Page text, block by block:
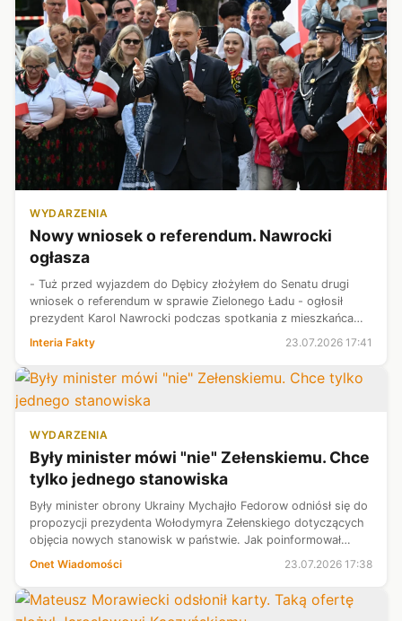
WYDARZENIA
Nowy wniosek o referendum. Nawrocki
ogłasza
- Tuż przed wyjazdem do Dębicy złożyłem do Senatu drugi
wniosek o referendum w sprawie Zielonego Ładu - ogłosił
prezydent Karol Nawrocki podczas spotkania z mieszkańcami.
"oficjalne wyjaśni...
Interia Fakty 23.07.2026 17:41
WYDARZENIA
Były minister mówi "nie" Zełenskiemu. Chce
tylko jednego stanowiska
Były minister obrony Ukrainy Mychajło Fedorow odniósł się do
propozycji prezydenta Wołodymyra Zełenskiego dotyczących
objęcia nowych stanowisk w państwie. Jak poinformował
portal Ukrainska Prawda, Fedorow zadeklarował, że rozważy
powrót do rządu wyłą...
Onet Wiadomości 23.07.2026 17:38